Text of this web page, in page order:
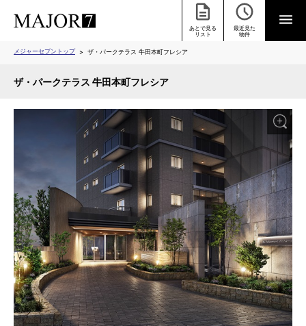
あとで見る
リスト
最近見た
物件
メジャーセブントップ ザ・パークテラス 牛田本町フレシア
ザ・パークテラス 牛田本町フレシア